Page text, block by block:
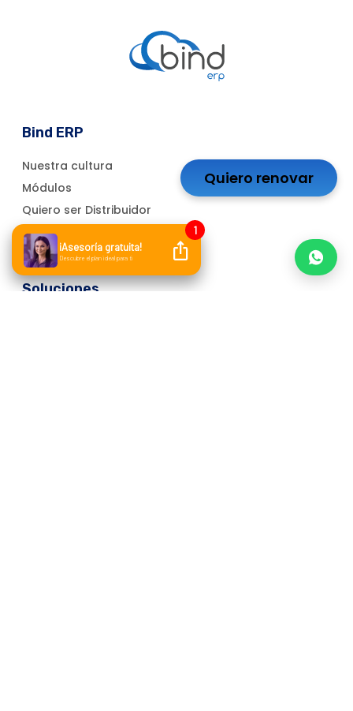
Bind ERP
Nuestra cultura
Módulos
Quiero ser Distribuidor
Bind para Contadores
Marketplace de Aplicaciones
Soluciones
Quiero renovar